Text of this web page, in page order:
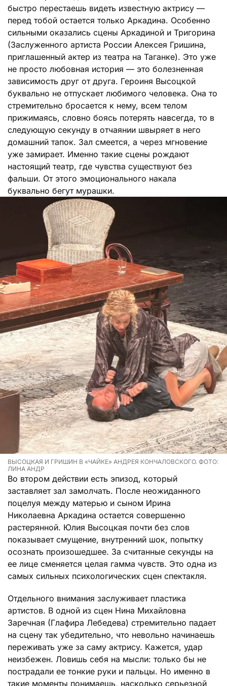
быстро перестаешь видеть известную актрису —
перед тобой остается только Аркадина. Особенно
сильными оказались сцены Аркадиной и Тригорина
(Заслуженного артиста России Алексея Гришина,
приглашенный актер из театра на Таганке). Это уже
не просто любовная история — это болезненная
зависимость друг от друга. Героиня Высоцкой
буквально не отпускает любимого человека. Она то
стремительно бросается к нему, всем телом
прижимаясь, словно боясь потерять навсегда, то в
следующую секунду в отчаянии швыряет в него
домашний тапок. Зал смеется, а через мгновение
уже замирает. Именно такие сцены рождают
настоящий театр, где чувства существуют без
фальши. От этого эмоционального накала
буквально бегут мурашки.
ВЫСОЦКАЯ И ГРИШИН В «ЧАЙКЕ» АНДРЕЯ КОНЧАЛОВСКОГО. ФОТО:
ЛИНА АНДР
Во втором действии есть эпизод, который
заставляет зал замолчать. После неожиданного
поцелуя между матерью и сыном Ирина
Николаевна Аркадина остается совершенно
растерянной. Юлия Высоцкая почти без слов
показывает смущение, внутренний шок, попытку
осознать произошедшее. За считанные секунды на
ее лице сменяется целая гамма чувств. Это одна из
самых сильных психологических сцен спектакля.
Отдельного внимания заслуживает пластика
артистов. В одной из сцен Нина Михайловна
Заречная (Глафира Лебедева) стремительно падает
на сцену так убедительно, что невольно начинаешь
переживать уже за саму актрису. Кажется, удар
неизбежен. Ловишь себя на мысли: только бы не
пострадали ее тонкие руки и пальцы. Но именно в
такие моменты понимаешь, насколько серьезной